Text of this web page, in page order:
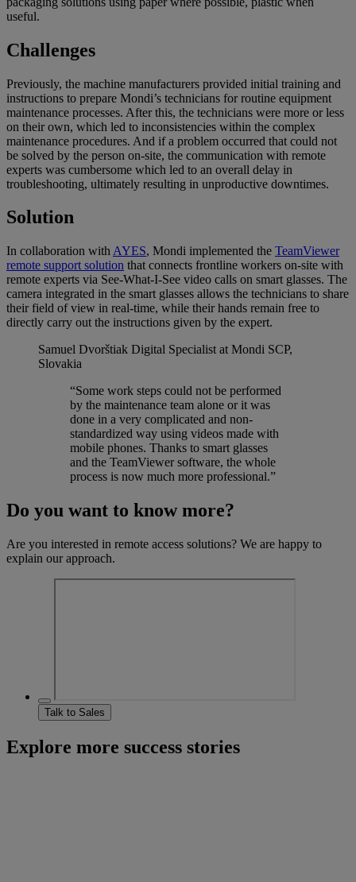
useful.
Challenges
Previously, the machine manufacturers provided initial training and
instructions to prepare Mondi’s technicians for routine equipment
maintenance processes. After this, the technicians were more or less
on their own, which led to inconsistencies within the complex
maintenance procedures. And if a problem occurred that could not
be solved by the person on-site, the communication with remote
experts was cumbersome which led to an overall delay in
troubleshooting, ultimately resulting in unproductive downtimes.
Solution
In collaboration with AYES, Mondi implemented the TeamViewer
remote support solution that connects frontline workers on-site with
remote experts via See-What-I-See video calls on smart glasses. The
camera integrated in the smart glasses allows the technicians to share
their field of view in real-time, while their hands remain free to
directly carry out the instructions given by the expert.
Samuel Dvorštiak Digital Specialist at Mondi SCP,
Slovakia
“Some work steps could not be performed
by the maintenance team alone or it was
done in a very complicated and non-
standardized way using videos made with
mobile phones. Thanks to smart glasses
and the TeamViewer software, the whole
process is now much more professional.”
Do you want to know more?
Are you interested in remote access solutions? We are happy to
explain our approach.
Talk to Sales
Explore more success stories